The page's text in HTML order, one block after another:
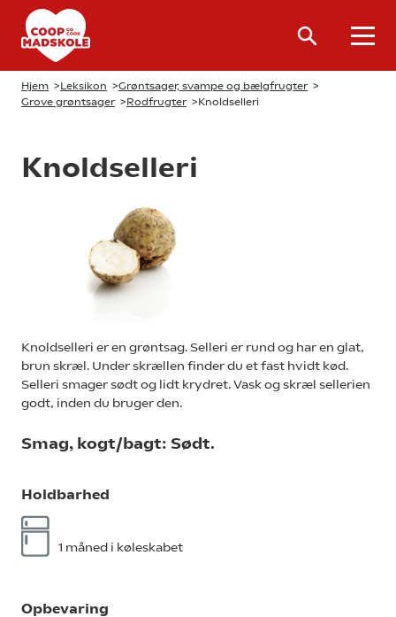
Hjem >Leksikon >Grøntsager, svampe og bælgfrugter >
Grove grøntsager >Rodfrugter >Knoldselleri
Knoldselleri
Knoldselleri er en grøntsag. Selleri er rund og har en glat,
brun skræl. Under skrællen finder du et fast hvidt kød.
Selleri smager sødt og lidt krydret. Vask og skræl sellerien
godt, inden du bruger den.
Smag, kogt/bagt: Sødt.
Holdbarhed
1 måned i køleskabet
Opbevaring